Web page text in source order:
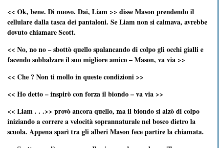
<< Ok, bene. Di nuovo. Dai, Liam >> disse Mason prendendo il
cellulare dalla tasca dei pantaloni. Se Liam non si calmava, avrebbe
dovuto chiamare Scott.
<< No, no no – sbottò quello spalancando di colpo gli occhi gialli e
facendo sobbalzare il suo migliore amico – Mason, va via >>
<< Che ? Non ti mollo in queste condizioni >>
<< Ho detto – inspirò con forza il biondo – va via >>
<< Liam . . .>> provò ancora quello, ma il biondo si alzò di colpo
iniziando a correre a velocità soprannaturale nel bosco dietro la
scuola. Appena sparì tra gli alberi Mason fece partire la chiamata.